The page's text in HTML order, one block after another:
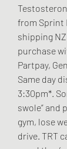
from Sprint
shipping
purchase
Partpay,
Same day
3:30pm*.
swole” and
gym, lose
drive. TRT